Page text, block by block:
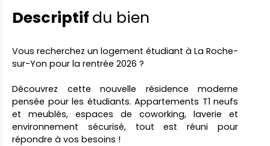
Descriptif du bien
Vous recherchez un logement étudiant à La Roche-
sur-Yon pour la rentrée 2026 ?
Découvrez cette nouvelle résidence moderne
pensée pour les étudiants. Appartements T1 neufs
et meublés, espaces de coworking, laverie et
environnement sécurisé, tout est réuni pour
répondre à vos besoins !